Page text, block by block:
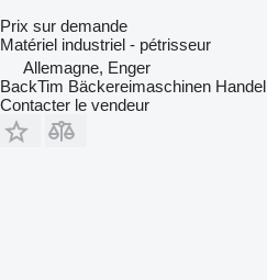
Prix sur demande
Matériel industriel - pétrisseur
Allemagne, Enger
BackTim Bäckereimaschinen Handel
Contacter le vendeur